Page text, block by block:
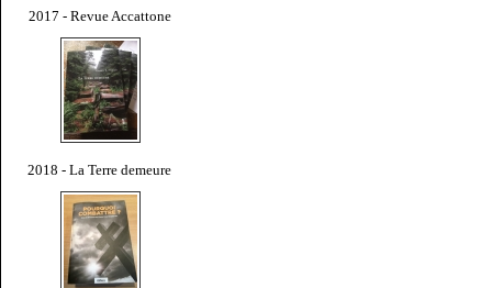
2017 - Revue Accattone
2018 - La Terre demeure